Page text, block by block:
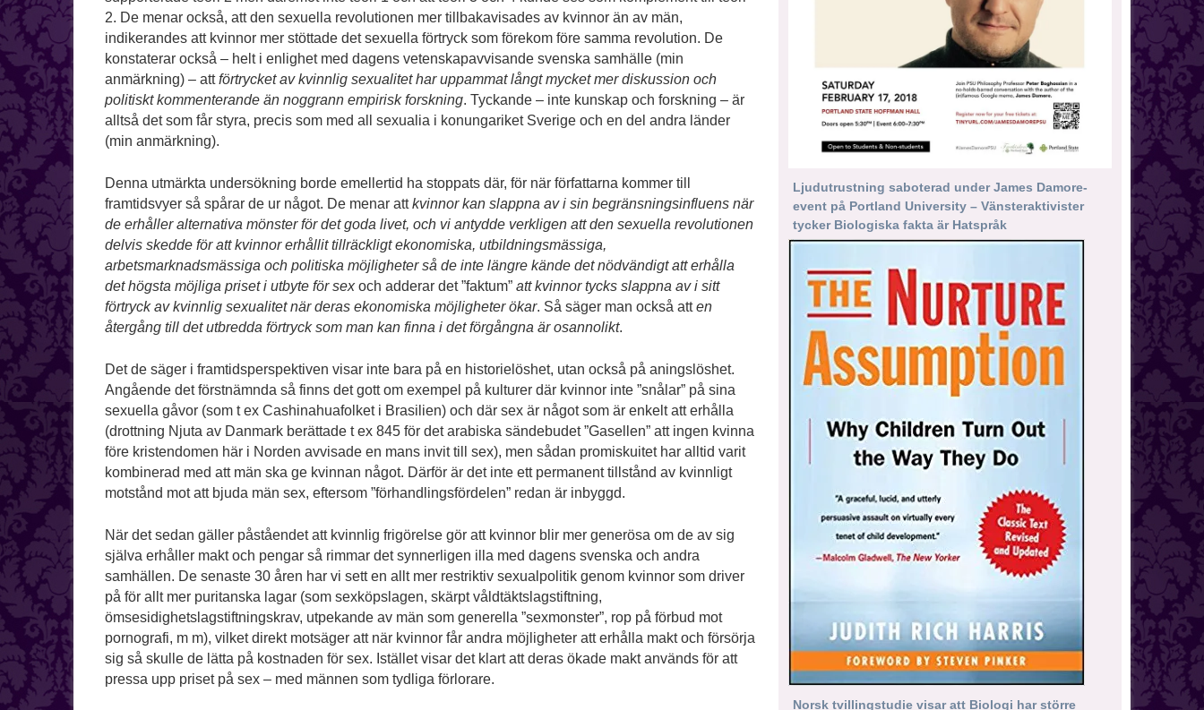
2. De menar också, att den sexuella revolutionen mer tillbakavisades av kvinnor än av män,
indikerandes att kvinnor mer stöttade det sexuella förtryck som förekom före samma revolution. De
konstaterar också – helt i enlighet med dagens vetenskapavvisande svenska samhälle (min
anmärkning) – attförtrycket av kvinnlig sexualitet har uppammat långt mycket mer diskussion och
politiskt kommenterande än noggrann empirisk forskning. Tyckande – inte kunskap och forskning – är
alltså det som får styra, precis som med all sexualia i konungariket Sverige och en del andra länder
(min anmärkning).
Denna utmärkta undersökning borde emellertid ha stoppats där, för när författarna kommer till
framtidsvyer så spårar de ur något. De menar attkvinnor kan slappna av i sin begränsningsinfluens när
de erhåller alternativa mönster för det goda livet, och vi antydde verkligen att den sexuella revolutionen
delvis skedde för att kvinnor erhållit tillräckligt ekonomiska, utbildningsmässiga,
arbetsmarknadsmässiga och politiska möjligheter så de inte längre kände det nödvändigt att erhålla
det högsta möjliga priset i utbyte för sexoch adderar det ”faktum” att kvinnor tycks slappna av i sitt
förtryck av kvinnlig sexualitet när deras ekonomiska möjligheter ökar. Så säger man också atten
återgång till det utbredda förtryck som man kan finna i det förgångna är osannolikt.
Det de säger i framtidsperspektiven visar inte bara på en historielöshet, utan också på aningslöshet.
Angående det förstnämnda så finns det gott om exempel på kulturer där kvinnor inte ”snålar” på sina
sexuella gåvor (som t ex Cashinahuafolket i Brasilien) och där sex är något som är enkelt att erhålla
(drottning Njuta av Danmark berättade t ex 845 för det arabiska sändebudet ”Gasellen” att ingen kvinna
före kristendomen här i Norden avvisade en mans invit till sex), men sådan promiskuitet har alltid varit
kombinerad med att män ska ge kvinnan något. Därför är det inte ett permanent tillstånd av kvinnligt
motstånd mot att bjuda män sex, eftersom ”förhandlingsfördelen” redan är inbyggd.
När det sedan gäller påståendet att kvinnlig frigörelse gör att kvinnor blir mer generösa om de av sig
själva erhåller makt och pengar så rimmar det synnerligen illa med dagens svenska och andra
samhällen. De senaste 30 åren har vi sett en allt mer restriktiv sexualpolitik genom kvinnor som driver
på för allt mer puritanska lagar (som sexköpslagen, skärpt våldtäktslagstiftning,
ömsesidighetslagstiftningskrav, utpekande av män som generella ”sexmonster”, rop på förbud mot
pornografi, m m), vilket direkt motsäger att när kvinnor får andra möjligheter att erhålla makt och försörja
sig så skulle de lätta på kostnaden för sex. Istället visar det klart att deras ökade makt används för att
pressa upp priset på sex – med männen som tydliga förlorare.
Ljudutrustning saboterad under James Damore-
event på Portland University – Vänsteraktivister
tycker Biologiska fakta är Hatspråk
Norsk tvillingstudie visar att Biologi har större